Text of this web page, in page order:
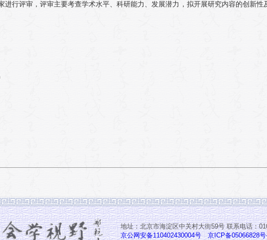
进行评审，评审主要考查学术水平、科研能力、发展潜力，拟开展研究内容的创新性
地址：北京市海淀区中关村大街59号 联系电话：
京公网安备110402430004号
京ICP备05066828号